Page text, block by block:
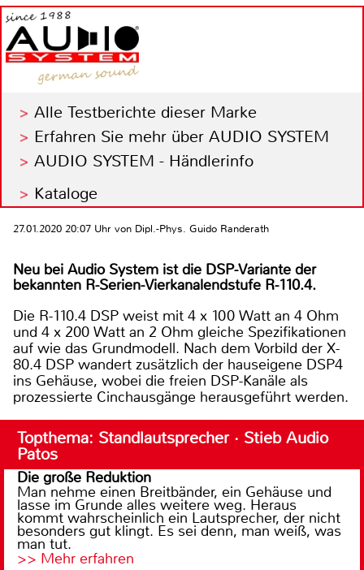
Alle Testberichte dieser Marke
Erfahren Sie mehr über AUDIO SYSTEM
AUDIO SYSTEM - Händlerinfo
Kataloge
27.01.2020 20:07 Uhr von Dipl.-Phys. Guido Randerath
Neu bei Audio System ist die DSP-Variante der
bekannten R-Serien-Vierkanalendstufe R-110.4.
Die R-110.4 DSP weist mit 4 x 100 Watt an 4 Ohm
und 4 x 200 Watt an 2 Ohm gleiche Spezifikationen
auf wie das Grundmodell. Nach dem Vorbild der X-
80.4 DSP wandert zusätzlich der hauseigene DSP4
ins Gehäuse, wobei die freien DSP-Kanäle als
prozessierte Cinchausgänge herausgeführt werden.
Topthema: Standlautsprecher · Stieb Audio
Patos
Die große Reduktion
Man nehme einen Breitbänder, ein Gehäuse und
lasse im Grunde alles weitere weg. Heraus
kommt wahrscheinlich ein Lautsprecher, der nicht
besonders gut klingt. Es sei denn, man weiß, was
man tut.
>> Mehr erfahren